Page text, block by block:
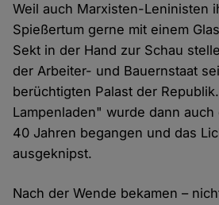
Weil auch Marxisten-Leninisten
Spießertum gerne mit einem
Sekt in der Hand zur Schau
der Arbeiter- und Bauernstaat
berüchtigten Palast der
Lampenladen" wurde dann
40 Jahren begangen und das
ausgeknipst.
Nach der Wende bekamen –